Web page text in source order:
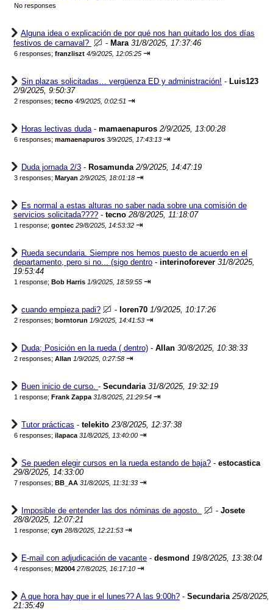
No responses
Alguna idea o explicación de por qué nos han quitado los dos días
festivos de carnaval?
- Mara 31/8/2025, 17:37:46
6 responses; franzliszt 4/9/2025, 12:05:25 ⇥
Sin plazas solicitadas… vergüenza ED y administración! - Luis123
2/9/2025, 9:50:37
2 responses; tecno 4/9/2025, 0:02:51 ⇥
Horas lectivas duda- mamaenapuros 2/9/2025, 13:00:28
6 responses; mamaenapuros 3/9/2025, 17:43:13 ⇥
Duda jornada 2/3 - Rosamunda 2/9/2025, 14:47:19
3 responses; Maryan 2/9/2025, 18:01:18 ⇥
Es normal a estas alturas no saber nada sobre una comisión de
servicios solicitada???? - tecno 28/8/2025, 11:18:07
1 response; gontec 29/8/2025, 14:53:32 ⇥
Rueda secundaria. Siempre nos hemos puesto de acuerdo en el
departamento, pero si no... (sigo dentro - interinoforever 31/8/2025,
19:53:44
1 response; Bob Harris 1/9/2025, 18:59:55 ⇥
cuando empieza padi? - loren70 1/9/2025, 10:17:26
2 responses; borntorun 1/9/2025, 14:41:53 ⇥
Duda; Posición en la rueda ( dentro) - Allan 30/8/2025, 10:38:33
2 responses; Allan 1/9/2025, 0:27:58 ⇥
Buen inicio de curso. - Secundaria 31/8/2025, 19:32:19
1 response; Frank Zappa 31/8/2025, 21:29:54 ⇥
Tutor prácticas - telekito 23/8/2025, 12:37:38
6 responses; ilapaca 31/8/2025, 13:40:00 ⇥
Se pueden elegir cursos en la rueda estando de baja? - estocastica
29/8/2025, 14:33:00
7 responses; BB_AA 31/8/2025, 11:31:33 ⇥
Imposible de entender las dos nóminas de agosto. - Josete
28/8/2025, 12:07:21
1 response; cyn 28/8/2025, 12:21:53 ⇥
E-mail con adjudicación de vacante - desmond 19/8/2025, 13:38:04
4 responses; M2004 27/8/2025, 16:17:10 ⇥
A que hora hay que ir el lunes?? A las 9:00h? - Secundaria 25/8/2025,
21:35:49